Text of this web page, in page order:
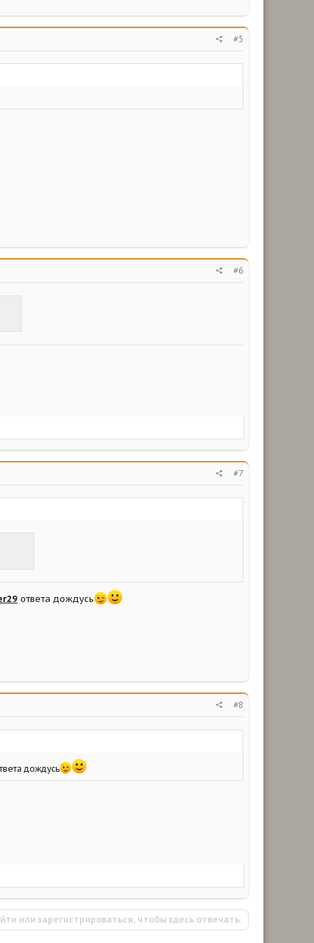
#5
#6
#7
ответа дождусь
#8
дождусь
или зарегистрироваться, чтобы здесь отвечать.